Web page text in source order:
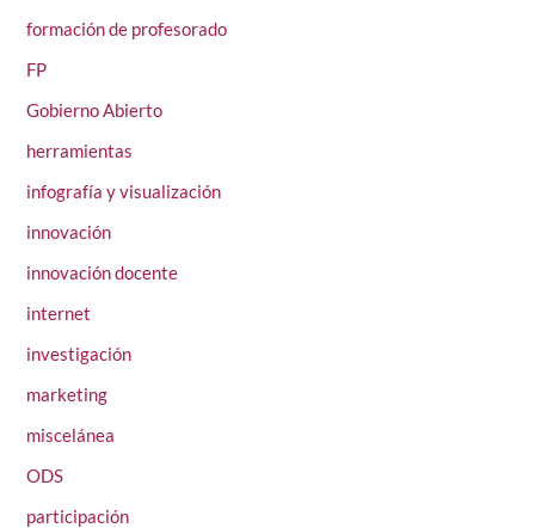
formación de profesorado
FP
Gobierno Abierto
herramientas
infografía y visualización
innovación
innovación docente
internet
investigación
marketing
miscelánea
ODS
participación